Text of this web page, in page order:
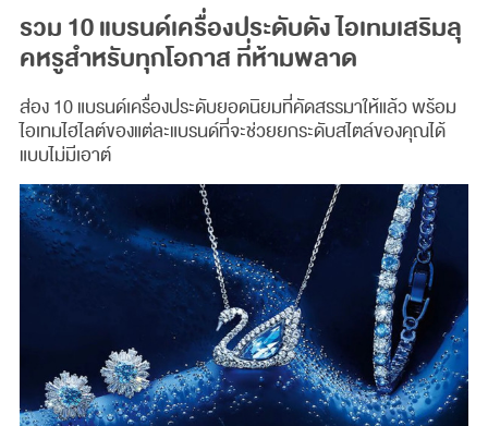
รวม 10 แบรนด์เครื่องประดับดัง ไอเทมเสริมลุ
คหรูสำหรับทุกโอกาส ที่ห้ามพลาด
ส่อง 10 แบรนด์เครื่องประดับยอดนิยมที่คัดสรรมาให้แล้ว พร้อม
ไอเทมไฮไลต์ของแต่ละแบรนด์ที่จะช่วยยกระดับสไตล์ของคุณได้
แบบไม่มีเอาต์